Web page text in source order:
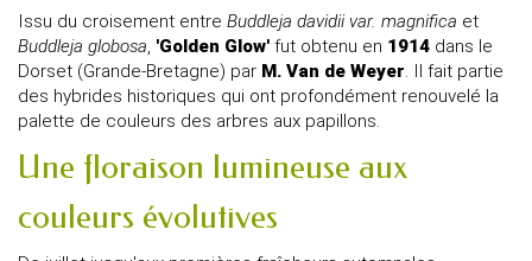
Issu du croisement entre Buddleja davidii var. magnifica et
Buddleja globosa, 'Golden Glow' fut obtenu en 1914 dans le
Dorset (Grande-Bretagne) par M. Van de Weyer. Il fait partie
des hybrides historiques qui ont profondément renouvelé la
palette de couleurs des arbres aux papillons.
Une floraison lumineuse aux
couleurs évolutives